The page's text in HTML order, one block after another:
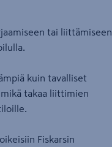
tai liittämiseen
kuin tavalliset
takaa liittimien
Fiskarsin